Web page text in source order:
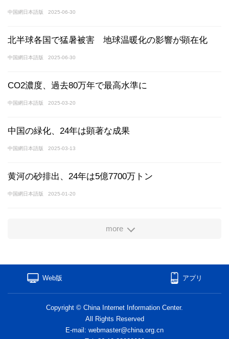
中国網日本語版 2025-06-30
北半球各国で猛暑被害 地球温暖化の影響が顕在化
中国網日本語版 2025-06-30
CO2濃度、過去80万年で最高水準に
中国網日本語版 2025-03-20
中国の緑化、24年は顕著な成果
中国網日本語版 2025-03-13
黄河の砂排出、24年は5億7700万トン
中国網日本語版 2025-01-20
more
Web版 アプリ
Copyright © China Internet Information Center.
All Rights Reserved
E-mail: webmaster@china.org.cn